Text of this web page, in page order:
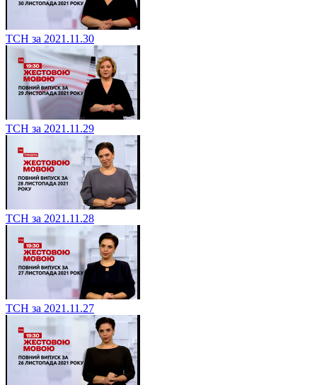
ТСН за 2021.11.30
ТСН за 2021.11.29
ТСН за 2021.11.28
ТСН за 2021.11.27